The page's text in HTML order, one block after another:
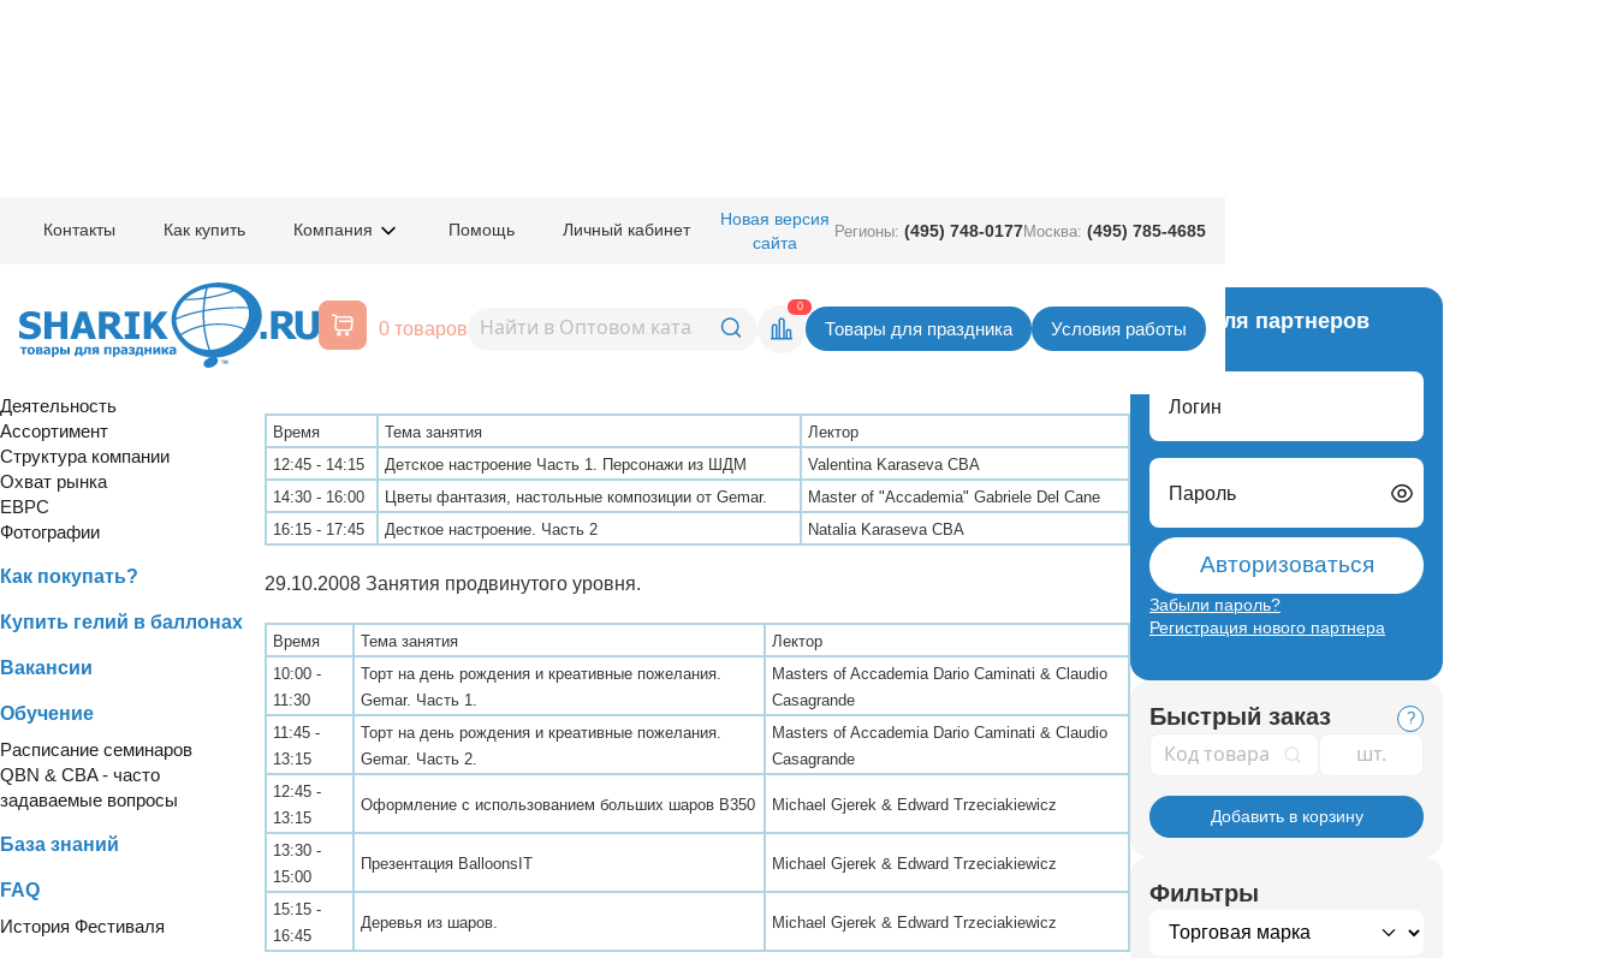
Контакты Как купить Компания Помощь Личный кабинет
Новая версия
сайта
Регионы: (495) 748-0177Москва: (495) 785-4685
0 товаров
0
Товары для праздника Условия работы
Фестиваль воздушных шаров. Расписание семинаров
О компании
Деятельность
Ассортимент
Структура компании
Охват рынка
EBPC
Фотографии
Как покупать?
Купить гелий в баллонах
Вакансии
Обучение
Расписание семинаров
QBN & CBA - часто
задаваемые вопросы
База знаний
FAQ
История Фестиваля
Расписание занятий по обучению искусству оформления воздушными шарами на 9 Московском
Международном Фестивале воздушных шаров.
Время Тема занятия
Лектор
12:45 - 14:15
Детское настроение Часть 1. Персонажи из ШДМ
Valentina Karaseva CBA
14:30 - 16:00
Цветы фантазия, настольные композиции от Gemar.
Master of "Accademia" Gabriele Del Cane
16:15 - 17:45
Десткое настроение. Часть 2 Natalia Karaseva CBA
29.10.2008 Занятия продвинутого уровня.
Время Тема занятия
Лектор
10:00 -
11:30
Торт на день рождения и креативные пожелания.
Gemar. Часть 1.
Masters of Accademia Dario Caminati & Claudio
Casagrande
11:45 -
13:15
Торт на день рождения и креативные пожелания.
Gemar. Часть 2.
Masters of Accademia Dario Caminati & Claudio
Casagrande
12:45 -
13:15
Оформление с использованием больших шаров В350 Michael Gjerek & Edward Trzeciakiewicz
13:30 -
15:00
Презентация BalloonsIT Michael Gjerek & Edward Trzeciakiewicz
15:15 -
16:45
Деревья из шаров. Michael Gjerek & Edward Trzeciakiewicz
Вход для партнеров
Логин
Пароль
Авторизоваться
Забыли пароль?
Регистрация нового партнера
Быстрый заказ ?
Код товара
Добавить в корзину
Фильтры